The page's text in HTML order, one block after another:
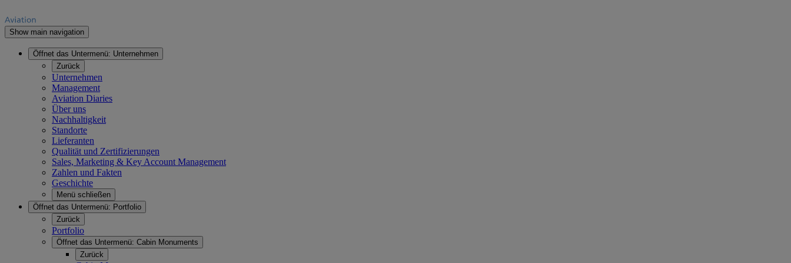
Show main navigation
Öffnet das Untermenü: Unternehmen
Zurück
Unternehmen
Management
Aviation Diaries
Über uns
Nachhaltigkeit
Standorte
Lieferanten
Qualität und Zertifizierungen
Sales, Marketing & Key Account Management
Zahlen und Fakten
Geschichte
Menü schließen
Öffnet das Untermenü: Portfolio
Zurück
Portfolio
Öffnet das Untermenü: Cabin Monuments
Zurück